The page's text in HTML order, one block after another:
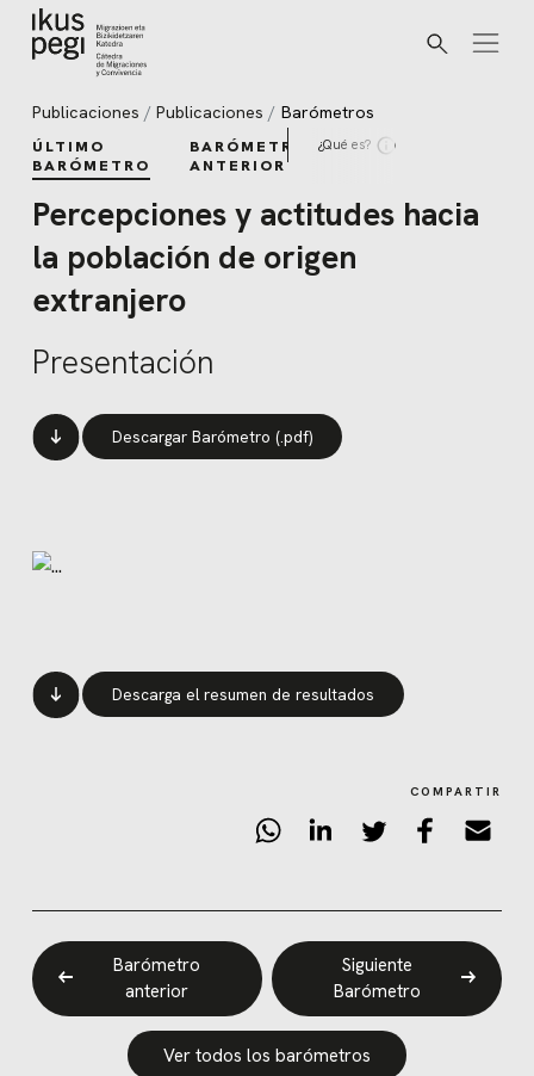
Ir directamente al contenido
Buscar
Publicaciones Publicaciones Barómetros
ÚLTIMO
BARÓMETRO
BARÓMETROS
ANTERIORES
¿Qué es?
Percepciones y actitudes hacia
la población de origen
extranjero
Presentación
Descargar Barómetro (.pdf)
Descarga el resumen de resultados
COMPARTIR
Barómetro
anterior
Siguiente
Barómetro
Ver todos los barómetros